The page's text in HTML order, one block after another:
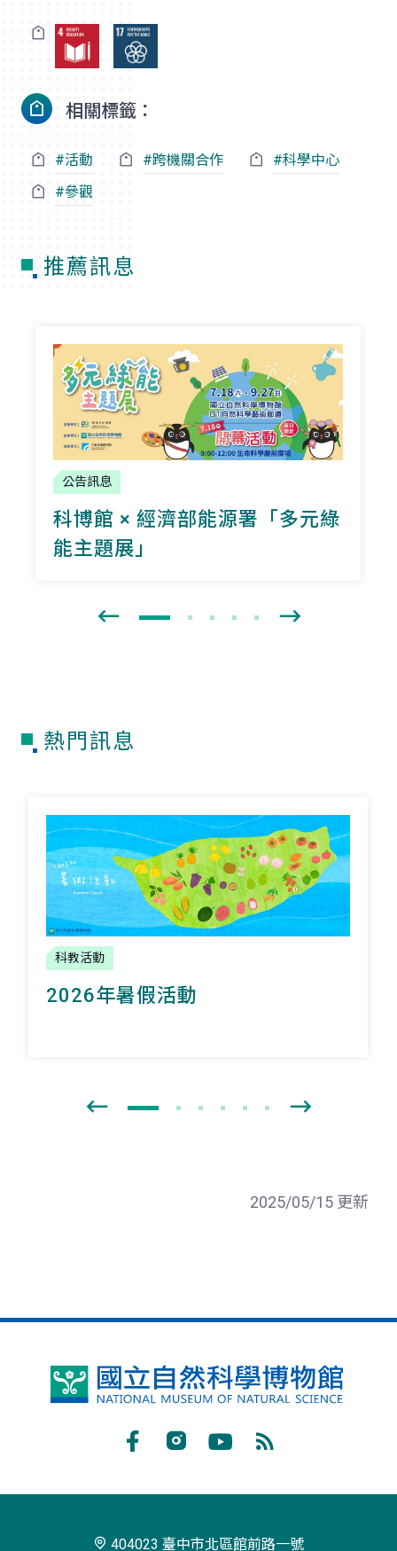
相關標籤：
#活動 #跨機關合作 #科學中心
#參觀
推薦訊息
公告訊息
科博館 × 經濟部能源署「多元綠
能主題展」
熱門訊息
科教活動
2026年暑假活動
2025/05/15 更新
國
閱
404023 臺中市北區館前路一號